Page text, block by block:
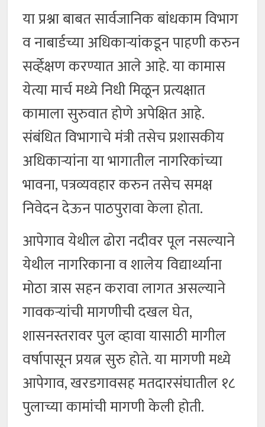
या प्रश्ना बाबत सार्वजानिक बांधकाम विभाग
व नाबार्डच्या अधिकाऱ्यांकडून पाहणी करुन
सर्व्हेक्षण करण्यात आले आहे. या कामास
येत्या मार्च मध्ये निधी मिळून प्रत्यक्षात
कामाला सुरुवात होणे अपेक्षित आहे.
संबंधित विभागाचे मंत्री तसेच प्रशासकीय
अधिकाऱ्यांना या भागातील नागरिकांच्या
भावना, पत्रव्यवहार करुन तसेच समक्ष
निवेदन देऊन पाठपुरावा केला होता.
आपेगाव येथील ढोरा नदीवर पूल नसल्याने
येथील नागरिकाना व शालेय विद्यार्थ्याना
मोठा त्रास सहन करावा लागत असल्याने
गावकऱ्यांची मागणीची दखल घेत,
शासनस्तरावर पुल व्हावा यासाठी मागील
वर्षापासून प्रयत्न सुरु होते. या मागणी मध्ये
आपेगाव, खरडगावसह मतदारसंघातील १८
पुलाच्या कामांची मागणी केली होती.